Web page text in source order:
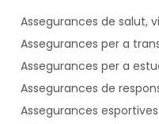
Assegurances de salut,
Assegurances per a
Assegurances per a
Assegurances de
Assegurances esportives